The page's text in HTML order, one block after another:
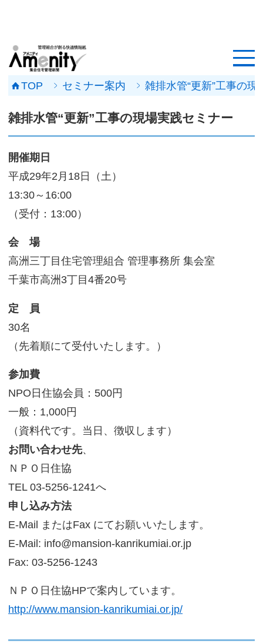
記事一覧
工事事例
マンションメンテの無料相談
サイトマップ
TOP セミナー案内 雑排水管“更新”工事の
雑排水管“更新”工事の現場実践セミナー
開催期日
平成29年2月18日（土）
13:30～16:00
（受付：13:00）
会 場
高洲三丁目住宅管理組合 管理事務所 集会室
千葉市高洲3丁目4番20号
定 員
30名
（先着順にて受付いたします。）
参加費
NPO日住協会員：500円
一般：1,000円
（資料代です。当日、徴収します）
お問い合わせ先、
ＮＰＯ日住協
TEL 03-5256-1241へ
申し込み方法
E-Mail またはFax にてお願いいたします。
E-Mail: info@mansion-kanrikumiai.or.jp
Fax: 03-5256-1243
ＮＰＯ日住協HPで案内しています。
http://www.mansion-kanrikumiai.or.jp/